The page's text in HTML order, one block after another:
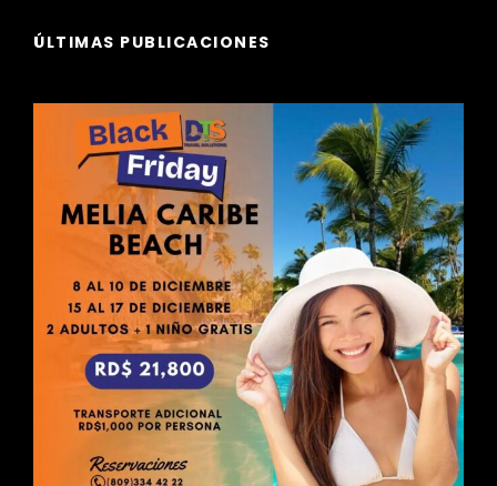
ÚLTIMAS PUBLICACIONES